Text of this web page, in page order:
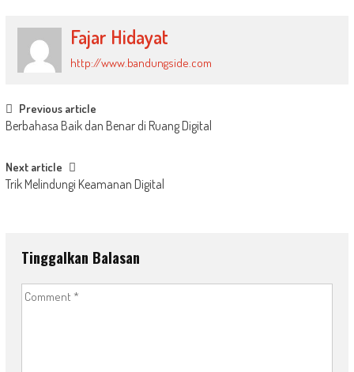
Fajar Hidayat
http://www.bandungside.com
Post
navigation
Previous article
Berbahasa Baik dan Benar di Ruang Digital
Next article
Trik Melindungi Keamanan Digital
Tinggalkan Balasan